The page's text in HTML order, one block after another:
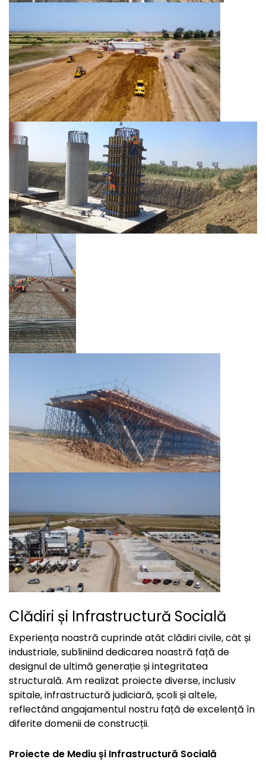
Clădiri și Infrastructură Socială
Experiența noastră cuprinde atât clădiri civile, cât și
industriale, subliniind dedicarea noastră față de
designul de ultimă generație și integritatea
structurală. Am realizat proiecte diverse, inclusiv
spitale, infrastructură judiciară, școli și altele,
reflectând angajamentul nostru față de excelență în
diferite domenii de construcții.
Proiecte de Mediu și Infrastructură Socială